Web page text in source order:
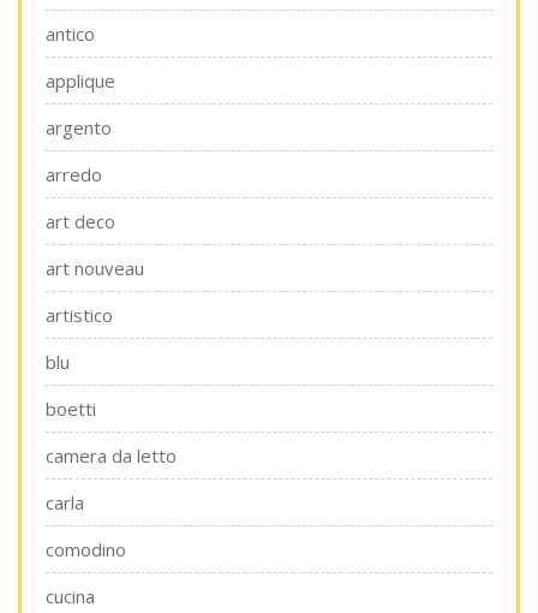
antico
applique
argento
arredo
art deco
art nouveau
artistico
blu
boetti
camera da letto
carla
comodino
cucina